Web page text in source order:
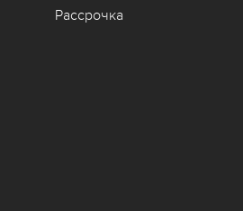
Рассрочка